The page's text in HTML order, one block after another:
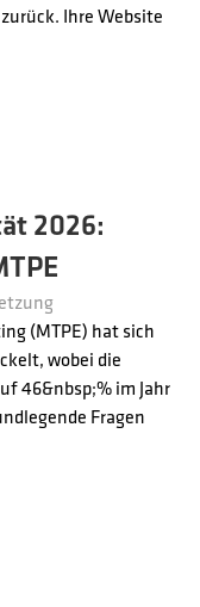
Ihre Website
2026:
(MTPE) hat sich
wobei die
46&nbsp;% im Jahr
Fragen